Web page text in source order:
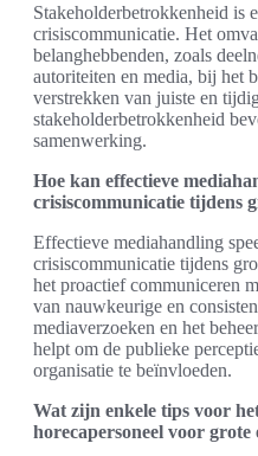
Stakeholderbetrokkenheid is
crisiscommunicatie. Het
belanghebbenden, zoals
autoriteiten en media, bij het
verstrekken van juiste en
stakeholderbetrokkenheid
samenwerking.
Hoe kan effectieve
crisiscommunicatie tijdens
Effectieve mediahandling
crisiscommunicatie tijdens
het proactief communiceren
van nauwkeurige en
mediaverzoeken en het
helpt om de publieke
organisatie te beïnvloeden.
Wat zijn enkele tips voor
horecapersoneel voor grote